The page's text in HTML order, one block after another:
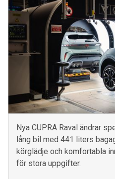
Nya CUPRA Raval ändrar
lång bil med 441 liters
körglädje och komfortabla
för stora uppgifter.